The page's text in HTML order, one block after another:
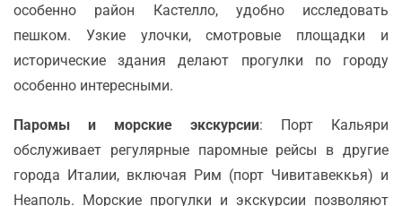
особенно район Кастелло, удобно исследовать
пешком. Узкие улочки, смотровые площадки и
исторические здания делают прогулки по городу
особенно интересными.
Паромы и морские экскурсии: Порт Кальяри
обслуживает регулярные паромные рейсы в другие
города Италии, включая Рим (порт Чивитавеккья) и
Неаполь. Морские прогулки и экскурсии позволяют